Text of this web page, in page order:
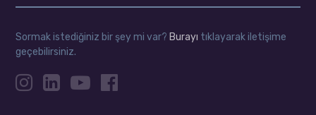
Sormak istediğiniz bir şey mi var? Burayı tıklayarak iletişime
geçebilirsiniz.